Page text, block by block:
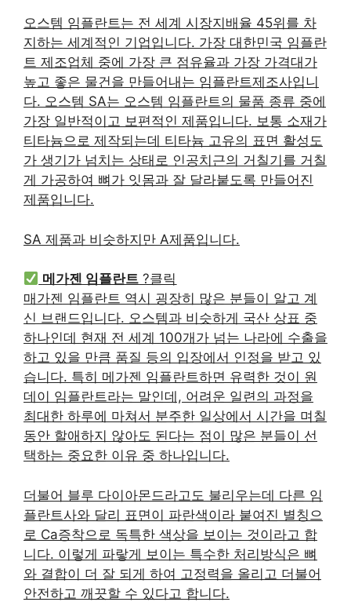
오스템 임플란트는 전 세계 시장지배율 45위를 차
지하는 세계적인 기업입니다. 가장 대한민국 임플란
트 제조업체 중에 가장 큰 점유율과 가장 가격대가
높고 좋은 물건을 만들어내는 임플란트제조사입니
다. 오스템 SA는 오스템 임플란트의 물품 종류 중에
가장 일반적이고 보편적인 제품입니다. 보통 소재가
티타늄으로 제작되는데 티타늄 고유의 표면 활성도
가 생기가 넘치는 상태로 인공치근의 거칠기를 거칠
게 가공하여 뼈가 잇몸과 잘 달라붙도록 만들어진
제품입니다.
SA 제품과 비슷하지만 A제품입니다.
메가젠 임플란트 ?클릭
매가젠 임플란트 역시 굉장히 많은 분들이 알고 계
신 브랜드입니다. 오스템과 비슷하게 국산 상표 중
하나인데 현재 전 세계 100개가 넘는 나라에 수출을
하고 있을 만큼 품질 등의 입장에서 인정을 받고 있
습니다. 특히 메가젠 임플란트하면 유력한 것이 원
데이 임플란트라는 말인데, 어려운 일련의 과정을
최대한 하루에 마쳐서 분주한 일상에서 시간을 며칠
동안 할애하지 않아도 된다는 점이 많은 분들이 선
택하는 중요한 이유 중 하나입니다.
더불어 블루 다이아몬드라고도 불리우는데 다른 임
플란트사와 달리 표면이 파란색이라 붙여진 별칭으
로 Ca증착으로 독특한 색상을 보이는 것이라고 합
니다. 이렇게 파랗게 보이는 특수한 처리방식은 뼈
와 결합이 더 잘 되게 하여 고정력을 올리고 더불어
안전하고 깨끗할 수 있다고 합니다.